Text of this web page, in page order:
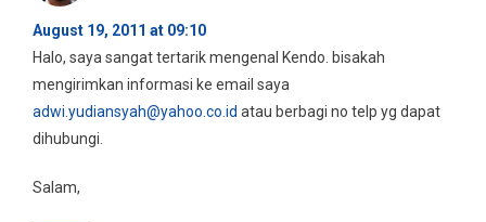
August 19, 2011 at 09:10
Halo, saya sangat tertarik mengenal Kendo. bisakah
mengirimkan informasi ke email saya
adwi.yudiansyah@yahoo.co.id atau berbagi no telp yg dapat
dihubungi.
Salam,